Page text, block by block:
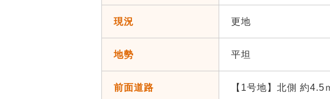
現況 更地
地勢 平坦
前面道路 【1号地】北側 約4.5